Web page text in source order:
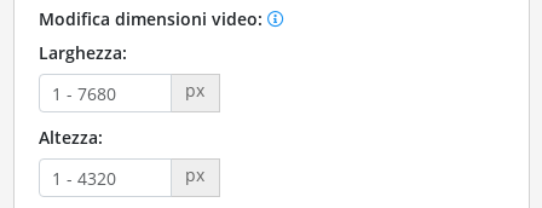
Modifica dimensioni video:
Larghezza:
px
Altezza:
px